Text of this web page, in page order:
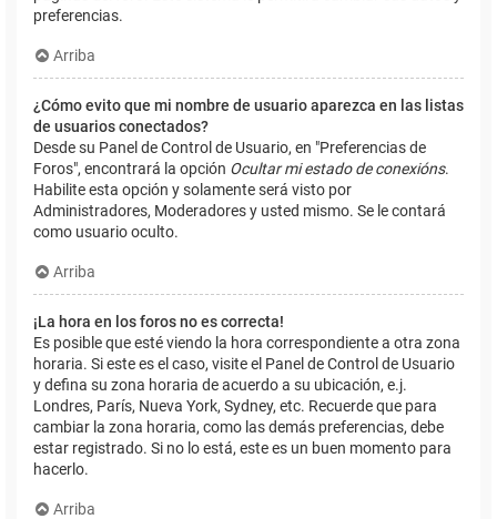
preferencias.
Arriba
¿Cómo evito que mi nombre de usuario aparezca en las listas
de usuarios conectados?
Desde su Panel de Control de Usuario, en "Preferencias de
Foros", encontrará la opción Ocultar mi estado de conexións.
Habilite esta opción y solamente será visto por
Administradores, Moderadores y usted mismo. Se le contará
como usuario oculto.
Arriba
¡La hora en los foros no es correcta!
Es posible que esté viendo la hora correspondiente a otra zona
horaria. Si este es el caso, visite el Panel de Control de Usuario
y defina su zona horaria de acuerdo a su ubicación, e.j.
Londres, París, Nueva York, Sydney, etc. Recuerde que para
cambiar la zona horaria, como las demás preferencias, debe
estar registrado. Si no lo está, este es un buen momento para
hacerlo.
Arriba